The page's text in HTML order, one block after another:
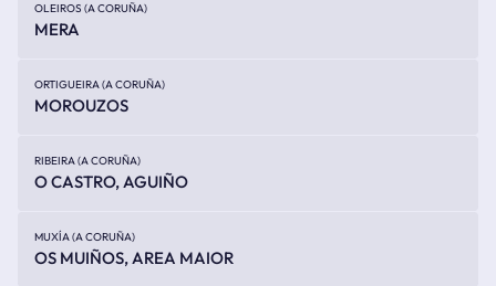
OLEIROS (A CORUÑA)
MERA
ORTIGUEIRA (A CORUÑA)
MOROUZOS
RIBEIRA (A CORUÑA)
O CASTRO, AGUIÑO
MUXÍA (A CORUÑA)
OS MUIÑOS, AREA MAIOR